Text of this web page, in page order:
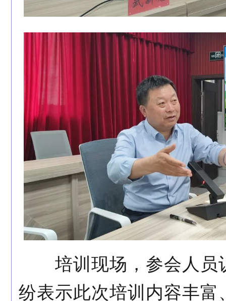
培训现场，参会人员
纷表示此次培训内容丰